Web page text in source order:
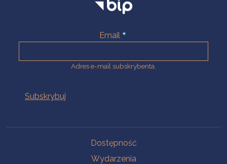
Email
Adres e-mail subskrybenta.
Dostępność
Wydarzenia